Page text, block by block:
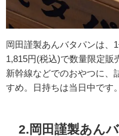
岡田謹製あんバタパンは、
1,815円(税込)で数量限定販
新幹線などでのおやつに、
すめ。日持ちは当日中です。
2.岡田謹製あん